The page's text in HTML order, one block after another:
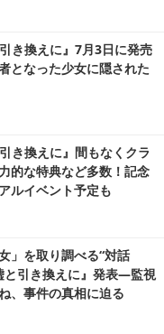
き換えに』7月3日に発売
となった少女に隠された
き換えに』間もなくクラ
的な特典など多数！記念
ルイベント予定も
」を取り調べる“対話
と引き換えに』発表―監視
、事件の真相に迫る